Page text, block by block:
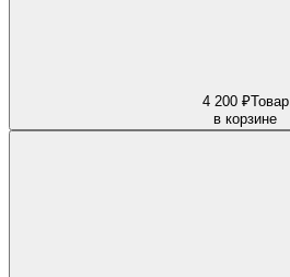
4 200 ₽Товар
в корзине